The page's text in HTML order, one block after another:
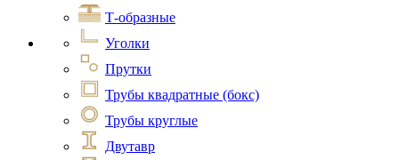
Т-образные
Уголки
Прутки
Трубы квадратные (бокс)
Трубы круглые
Двутавр